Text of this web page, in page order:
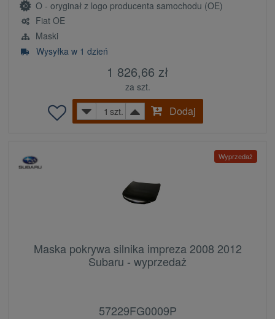
O - oryginał z logo producenta samochodu (OE)
Fiat OE
Maski
Wysyłka w 1 dzień
1 826,66 zł
za szt.
szt.
Dodaj
Wyprzedaż
Maska pokrywa silnika impreza 2008 2012
Subaru - wyprzedaż
57229FG0009P